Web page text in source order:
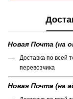
Новая Почта (на
Доставка по всей
перевозчика
Новая Почта (на